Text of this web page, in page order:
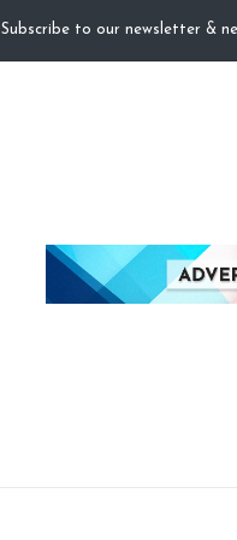
Subscribe to our newsletter &